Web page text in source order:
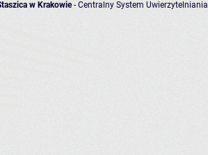
w Krakowie- Centralny System Uwierzytelniania